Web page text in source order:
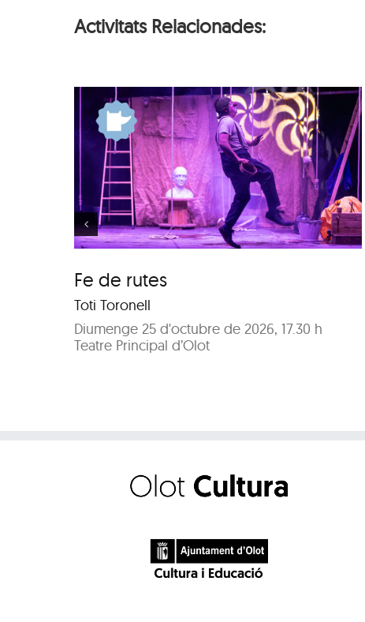
Activitats Relacionades:
Fe de rutes
Toti Toronell
Diumenge 25 d'octubre de 2026, 17.30 h
Teatre Principal d’Olot
Els meus arbres